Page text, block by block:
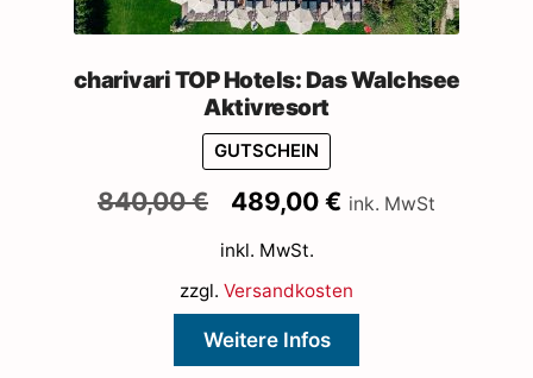
charivari TOP Hotels: Das Walchsee
Aktivresort
GUTSCHEIN
840,00€
Ursprünglicher
war:
840,00 €
489,00 €Aktueller
489,00 €.
ink. MwSt
inkl. MwSt.
zzgl. Versandkosten
Weitere Infos